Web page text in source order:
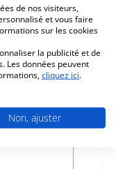
de nos visiteurs,
et vous faire
sur les cookies
la publicité et de
Les données peuvent
cliquez ici.
Non, ajuster